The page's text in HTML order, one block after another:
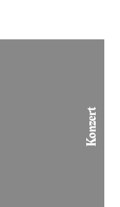
Konzert